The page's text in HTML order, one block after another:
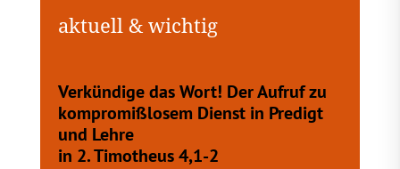
Verkündige das Wort! Der Aufruf zu
kompromißlosem Dienst in Predigt
und Lehre
in 2. Timotheus 4,1-2